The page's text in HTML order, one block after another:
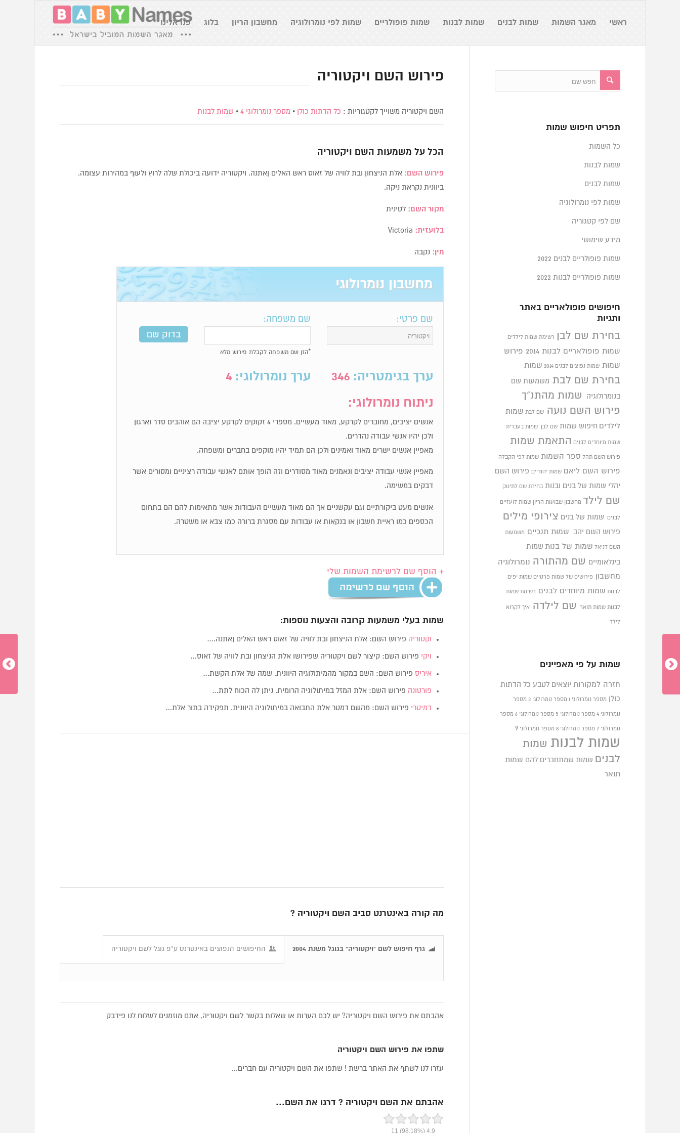
ראשי מאגר השמות שמות לבנים שמות לבנות שמות פופולריים שמות לפי נומרולוגיה מחשבון הריון בלוג פנו אלינו
פירוש השם ויקטוריה
השם ויקטוריה משוייך לקטגוריות : כל הדתות כולן • מספר נומרולוגי 4 • שמות לבנות
הכל על משמעות השם ויקטוריה
פירוש השם: אלת הניצחון ובת לוויה של זאוס ראש האלים ןאתנה. ויקטוריה ידועה ביכולת שלה לרוץ ולעוף במהירות עצומה.
ביוונית נקראת ניקה.
מקור השם: לטינית
בלועזית:
מין: נקבה
מחשבון נומרולוגי
שם פרטי: שם משפחה:
*הזן שם משפחה לקבלת פירוש מלא
ערך בגימטריה: 346 ערך נומרולוגי: 4
ניתוח נומרולוגי:
אנשים יציבים, מחוברים לקרקע, מאוד מעשיים. מספרי 4 זקוקים לקרקע יציבה הם אוהבים סדר וארגון
ולכן יהיו אנשי עבודה נהדרים.
מאפיין אנשים ישרים מאוד ואמינים ולכן הם תמיד יהיו מוקפים בחברים ומשפחה.
מאפיין אנשי עבודה יציבים ונאמנים מאוד מסודרים וזה הופך אותם לאנשי עבודה רציניים ומסורים אשר
דבקים במשימה.
אנשים מעט ביקורתיים וגם עקשניים אך הם מאוד מעשיים העבודות אשר מתאימות להם הם בתחום
הכספים כמו ראיית חשבון או בנקאות או עבודות עם מסגרת ברורה כמו צבא או משטרה.
+ הוסף שם לרשימת השמות שלי
שמות בעלי משמעות קרובה והצעות נוספות:
וקטוריה פירוש השם: אלת הניצחון ובת לוויה של זאוס ראש האלים ןאתנה.…
ויקי פירוש השם: קיצור לשם ויקטוריה שפירושו אלת הניצחון ובת לוויה של זאוס…
איריס פירוש השם: השם במקור מהמיתולוגיה היוונית. שמה של אלת הקשת…
פורטונה פירוש השם: אלת המזל במיתולוגיה הרומית. ניתן לה הכוח לתת…
דמיטרי פירוש השם: מהשם דמטר אלת התבואה במיתולוגיה היוונית. תפקידה בתור אלת…
מה קורה באינטרנט סביב השם ויקטוריה ?
גרף חיפוש לשם "ויקטוריה" בגוגל משנת 2004 החיפושים הנפוצים באינטרנט ע"פ גוגל לשם ויקטוריה
אהבתם את פירוש השם ויקטוריה? יש לכם הערות או שאלות בקשר לשם ויקטוריה, אתם מוזמנים לשלוח לנו פידבק
שתפו את פירוש השם ויקטוריה
עזרו לנו לשתף את האתר ברשת ! שתפו את השם ויקטוריה עם חברים...
אהבתם את השם ויקטוריה ? דרגו את השם...
4.9
(98.18%)
11
תפריט חיפוש שמות
כל השמות
שמות לבנות
שמות לבנים
שמות לפי נומרולוגיה
שם לפי קטגוריה
מידע שימושי
שמות פופולריים לבנים 2022
שמות פופולריים לבנות 2022
חיפושים פופולאריים באתר
ותגיות
בחירת שם לבן רשימת שמות לילדים
שמות פופולאריים לבנות 2014 פירוש
שמות שמות נפוצים לבנים 2014 שמות
בחירת שם לבת משמעות שם
בנומרולוגיה
שמות מהתנ"ך
פירוש השם נועה
שם לבת שמות
לילדים חיפוש שמות שם לבן שמות בעברית
שמות מיוחדים לבנים התאמת שמות
פירוש השם תהל ספר השמות שמות לפי הקבלה
פירוש השם ליאם שמות יהודיים פירוש השם
יהלי שמות של בנים ובנות בחירת שם לתינוק
שם לילד מחשבון שבועות הריון שמות לועזיים
לבנים שמות של בנים צירופי מילים
פירוש השם יהב שמות תנכיים משמעות
השם דניאל שמות של בנות שמות
בינלאומיים שם מהתורה נומרולוגיה
מחשבון פירושים של שמות פרטיים שמות יפים
לבנות שמות מיוחדים לבנים רשימת שמות
לבנות שמות תואר שם לילדה איך לקרוא
לילד
שמות על פי מאפיינים
חזרה למקורות יוצאים לטבע כל הדתות
כולן מספר נומרולוגי 1 מספר נומרולוגי 3 מספר
נומרולוגי 4 מספר נומרולוגי 5 מספר נומרולוגי 6 מספר
נומרולוגי 7 מספר נומרולוגי 8 מספר נומרולוגי9
שמות לבנות שמות
לבנים
שמות שמתחברים להם שמות
תואר